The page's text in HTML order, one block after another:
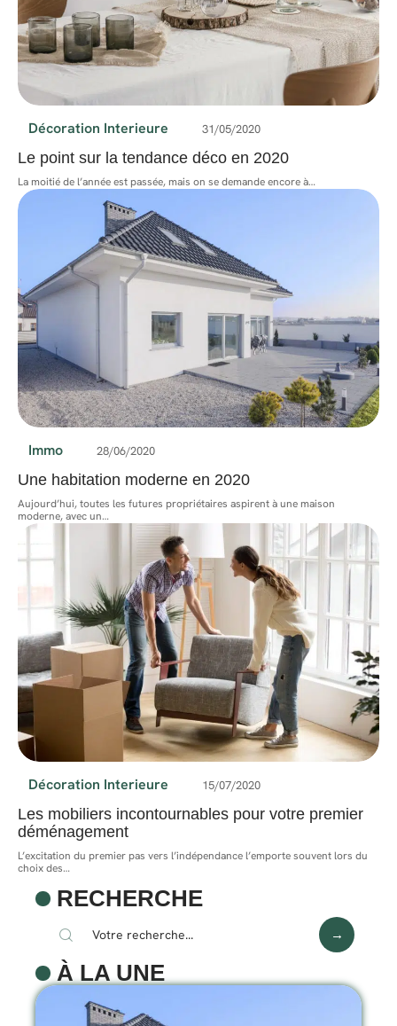
Décoration Interieure 31/05/2020
Le point sur la tendance déco en 2020
La moitié de l’année est passée, mais on se demande encore à…
Immo 28/06/2020
Une habitation moderne en 2020
Aujourd’hui, toutes les futures propriétaires aspirent à une maison
moderne, avec un…
Décoration Interieure 15/07/2020
Les mobiliers incontournables pour votre premier
déménagement
L’excitation du premier pas vers l’indépendance l’emporte souvent lors du
choix des…
RECHERCHE
À LA UNE